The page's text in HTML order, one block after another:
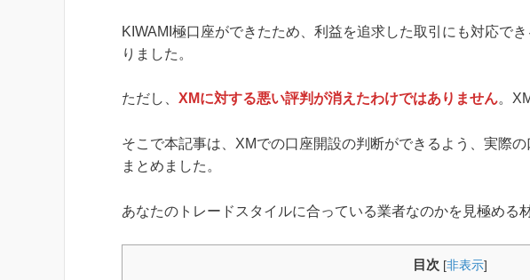
KIWAMI極口座ができたため、利益を追求した取引にも対応で
りました。
ただし、 XMに対する悪い評判が消えたわけではありません。
そこで本記事は、XMでの口座開設の判断ができるよう、実際
まとめました。
あなたのトレードスタイルに合っている業者なのかを見極める
目次 [非表示]